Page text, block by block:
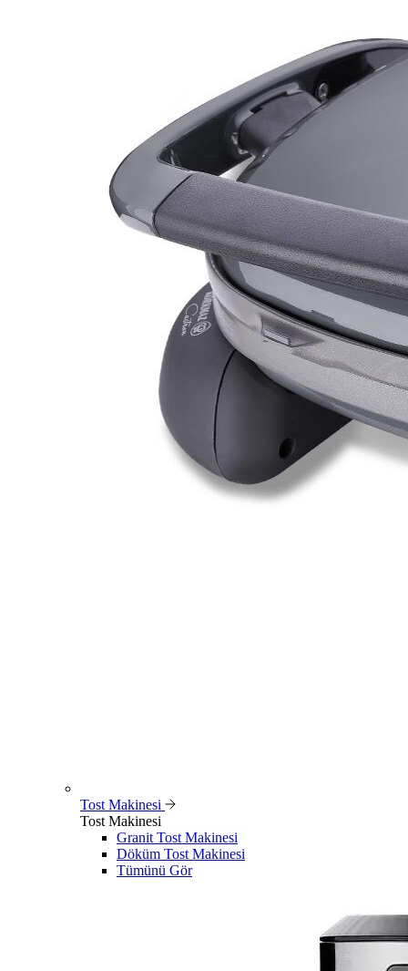
Tost Makinesi
Tost Makinesi
Granit Tost Makinesi
Döküm Tost Makinesi
Tümünü Gör